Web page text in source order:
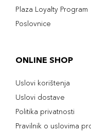
Plaza Loyalty Program
Poslovnice
ONLINE SHOP
Uslovi korištenja
Uslovi dostave
Politika privatnosti
Pravilnik o uslovima